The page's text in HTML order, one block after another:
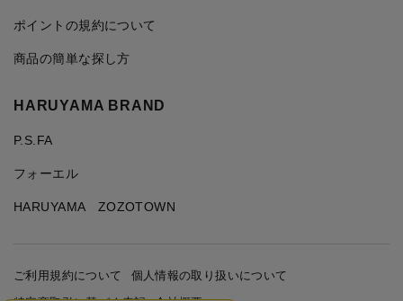
ポイントの規約について
商品の簡単な探し方
HARUYAMA BRAND
P.S.FA
フォーエル
HARUYAMA ZOZOTOWN
ご利用規約について
個人情報の取り扱いについて